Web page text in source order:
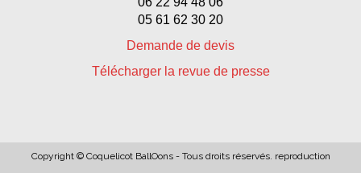
05 61 62 30 20
Demande de devis
Télécharger la revue de presse
Copyright © Coquelicot BallOons - Tous droits réservés. reproduction